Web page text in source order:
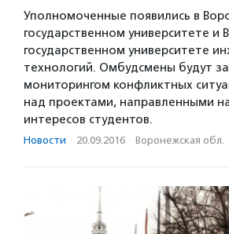
Уполномоченные появились в
государственном университете и
государственном университете
технологий. Омбудсмены будут
мониторингом конфликтных
над проектами, направленными
интересов студентов.
Новости · 20.09.2016 · Воронежская обл.